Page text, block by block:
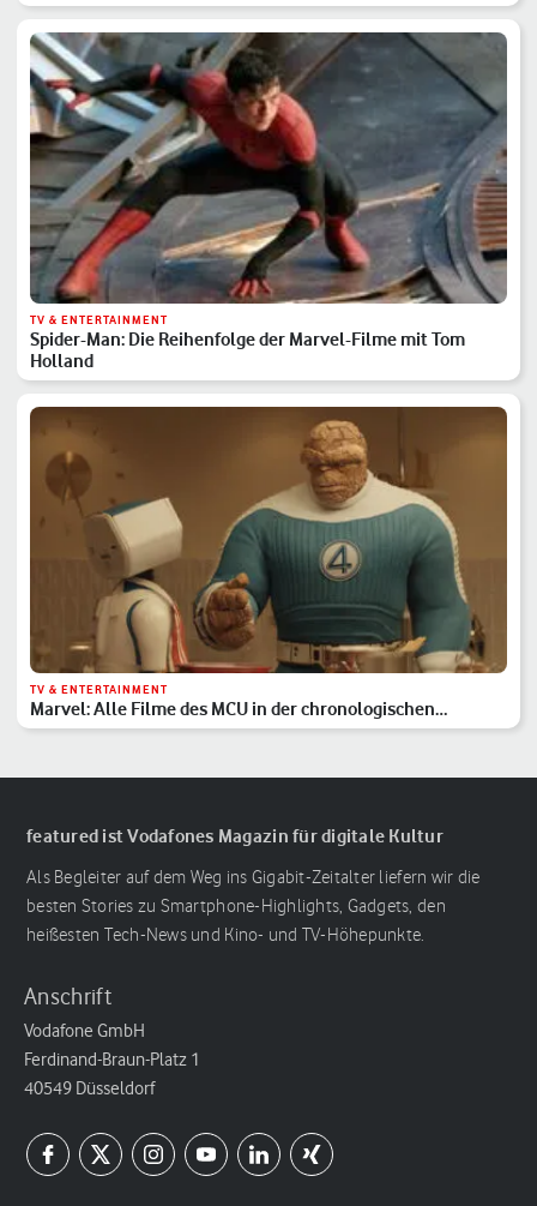
TV & ENTERTAINMENT
Spider-Man: Die Reihenfolge der Marvel-Filme mit Tom
Holland
TV & ENTERTAINMENT
Marvel: Alle Filme des MCU in der chronologischen
Reihenfolge
featured ist Vodafones Magazin für digitale Kultur
Als Begleiter auf dem Weg ins Gigabit-Zeitalter liefern wir die
besten Stories zu Smartphone-Highlights, Gadgets, den
heißesten Tech-News und Kino- und TV-Höhepunkte.
Anschrift
Vodafone GmbH
Ferdinand-Braun-Platz 1
40549 Düsseldorf